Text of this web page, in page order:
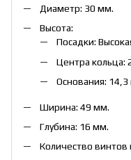
Диаметр: 30 мм.
Высота:
Посадки:
Центра кольца:
Основания:
Ширина: 49 мм.
Глубина: 16 мм.
Количество винтов